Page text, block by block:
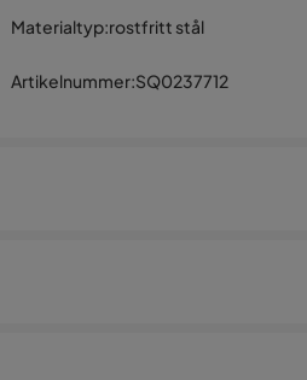
Materialtyp:rostfritt stål
Artikelnummer:SQ0237712